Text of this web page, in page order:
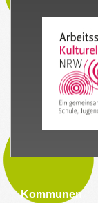
Kommunen